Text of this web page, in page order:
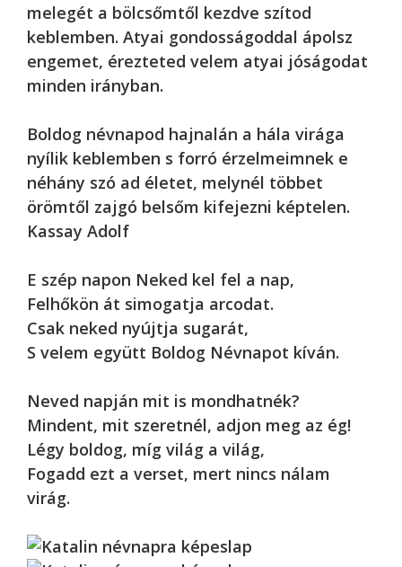
melegét a bölcsőmtől kezdve szítod
keblemben. Atyai gondosságoddal ápolsz
engemet, érezteted velem atyai jóságodat
minden irányban.
Boldog névnapod hajnalán a hála virága
nyílik keblemben s forró érzelmeimnek e
néhány szó ad életet, melynél többet
örömtől zajgó belsőm kifejezni képtelen.
Kassay Adolf
E szép napon Neked kel fel a nap,
Felhőkön át simogatja arcodat.
Csak neked nyújtja sugarát,
S velem együtt Boldog Névnapot kíván.
Neved napján mit is mondhatnék?
Mindent, mit szeretnél, adjon meg az ég!
Légy boldog, míg világ a világ,
Fogadd ezt a verset, mert nincs nálam
virág.